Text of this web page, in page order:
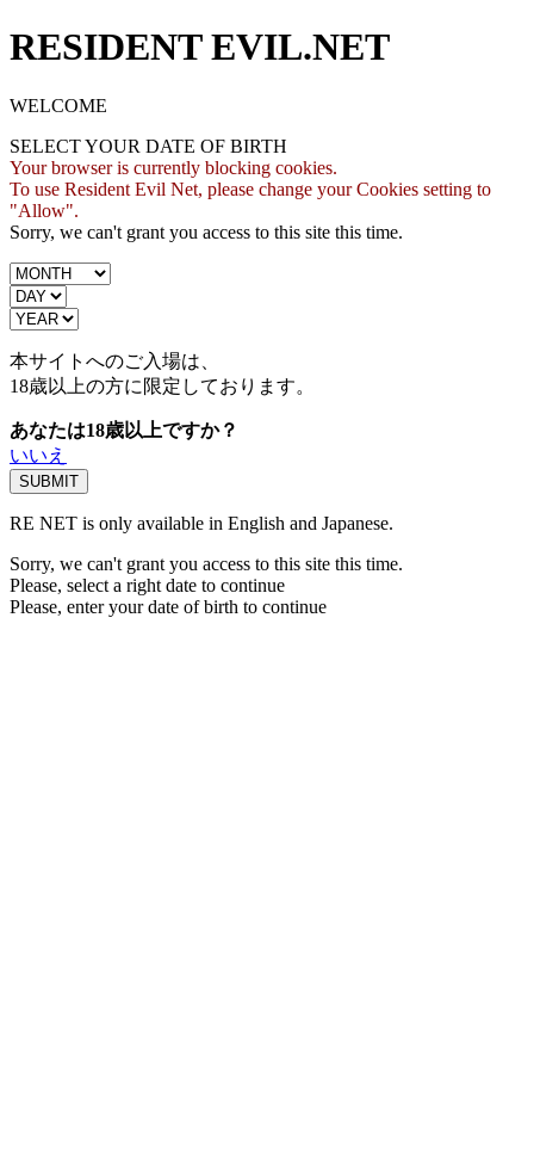
RESIDENT EVIL.NET
WELCOME
SELECT YOUR DATE OF BIRTH
Your browser is currently blocking cookies.
To use Resident Evil Net, please change your Cookies setting to
"Allow".
Sorry, we can't grant you access to this site this time.
本サイトへのご入場は、
18歳以上の方に限定しております。
あなたは18歳以上ですか？
いいえ
RE NET is only available in English and Japanese.
Sorry, we can't grant you access to this site this time.
Please, select a right date to continue
Please, enter your date of birth to continue